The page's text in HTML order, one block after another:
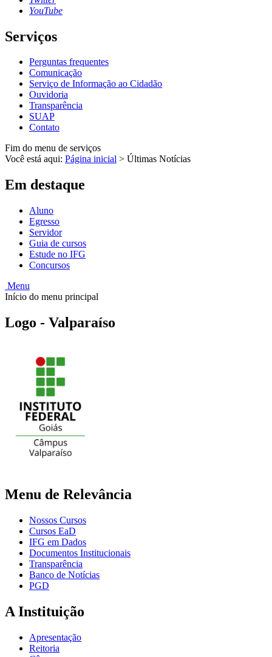
YouTube
Serviços
Perguntas frequentes
Comunicação
Serviço de Informação ao Cidadão
Ouvidoria
Transparência
SUAP
Contato
Fim do menu de serviços
Você está aqui: Página inicial > Últimas Notícias
Em destaque
Aluno
Egresso
Servidor
Guia de cursos
Estude no IFG
Concursos
Menu
Início do menu principal
Logo - Valparaíso
Menu de Relevância
Nossos Cursos
Cursos EaD
IFG em Dados
Documentos Institucionais
Transparência
Banco de Notícias
PGD
A Instituição
Apresentação
Reitoria